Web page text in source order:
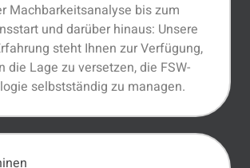
Machbarkeitsanalyse bis zum
und darüber hinaus: Unsere
steht Ihnen zur Verfügung,
die Lage zu versetzen, die FSW-
selbstständig zu managen.